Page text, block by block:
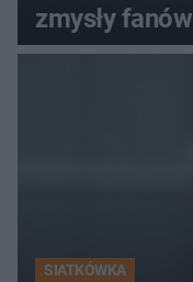
zmysły fanów
SIATKÓWKA